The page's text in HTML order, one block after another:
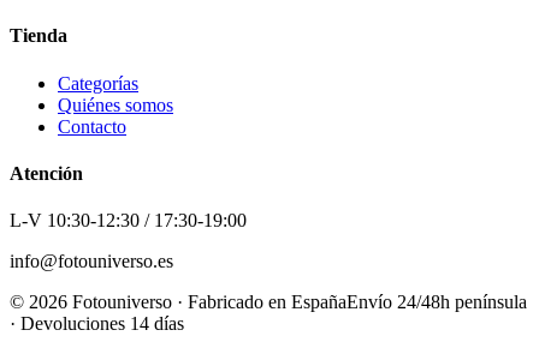
Tienda
Categorías
Quiénes somos
Contacto
Atención
L-V 10:30-12:30 / 17:30-19:00
info@fotouniverso.es
© 2026 Fotouniverso · Fabricado en EspañaEnvío 24/48h península
· Devoluciones 14 días